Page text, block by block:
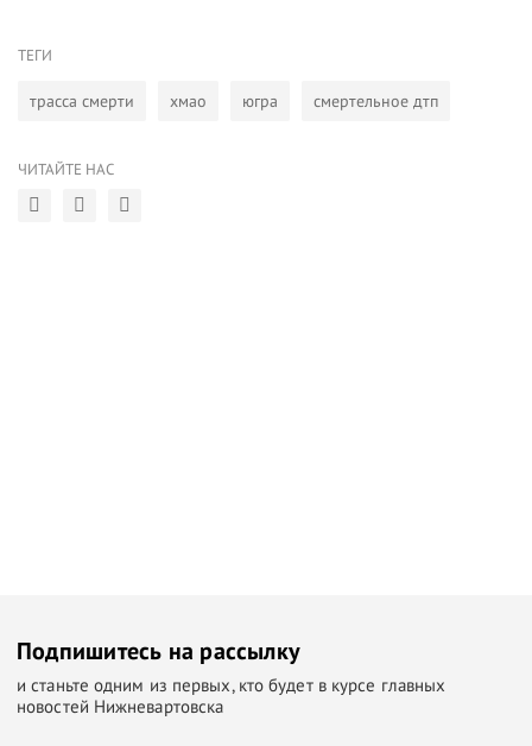
ТЕГИ
трасса смерти хмао югра смертельное дтп
ЧИТАЙТЕ НАС
Подпишитесь на рассылку
и станьте одним из первых, кто будет в курсе главных
новостей Нижневартовска